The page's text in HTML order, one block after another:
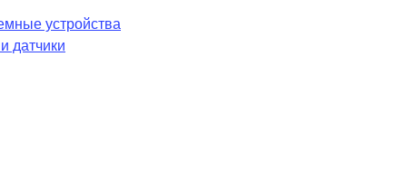
устройства
датчики